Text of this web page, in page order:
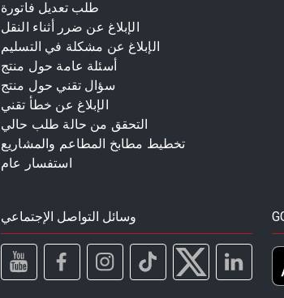
طلب تعديل فاتورة
الإبلاغ عن ضرر أثناء النقل
الإبلاغ عن مشكلة في التسليم
أسئلة عامة حول منتج
سؤال تقني حول منتج
الإبلاغ عن خطأ تقني
التحقق من حالة طلب حالي
تخطيط مطابخ المطاعم والمشاريع
استفسار عام
وسائل التواصل الإجتماعي